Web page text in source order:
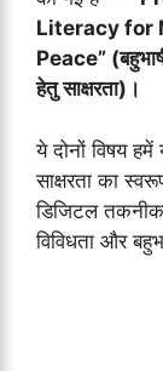
Literacy for
Peace”
हेतु साक्षरता)।
ये दोनों विषय
साक्षरता का
डिजिटल
विविधता और